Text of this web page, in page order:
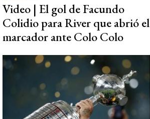
Video | El gol de Facundo
Colidio para River que abrió el
marcador ante Colo Colo